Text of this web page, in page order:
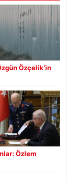
Özçelik’in
Özlem